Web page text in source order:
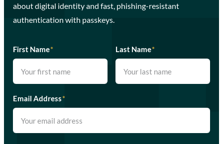
about digital identity and fast, phishing-resistant
authentication with passkeys.
First Name* Last Name*
Email Address*